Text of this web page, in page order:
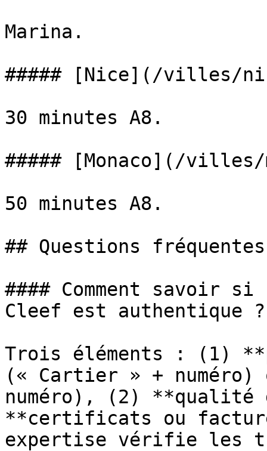
Marina.
##### [Nice](/villes/
30 minutes A8.
##### [Monaco](/villes/
50 minutes A8.
## Questions fréquentes
#### Comment savoir
Cleef est authentique ?
Trois éléments : (1)
(« Cartier » + numéro)
numéro), (2)
**certificats ou
expertise vérifie les